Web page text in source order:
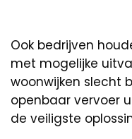
Ook bedrijven
met mogelijke
woonwijken slecht
openbaar vervoer
de veiligste